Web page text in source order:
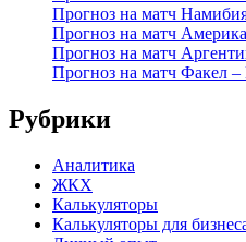
Прогноз на матч
Прогноз на матч
Прогноз на матч
Прогноз на матч Факел
Рубрики
Аналитика
ЖКХ
Калькуляторы
Калькуляторы для